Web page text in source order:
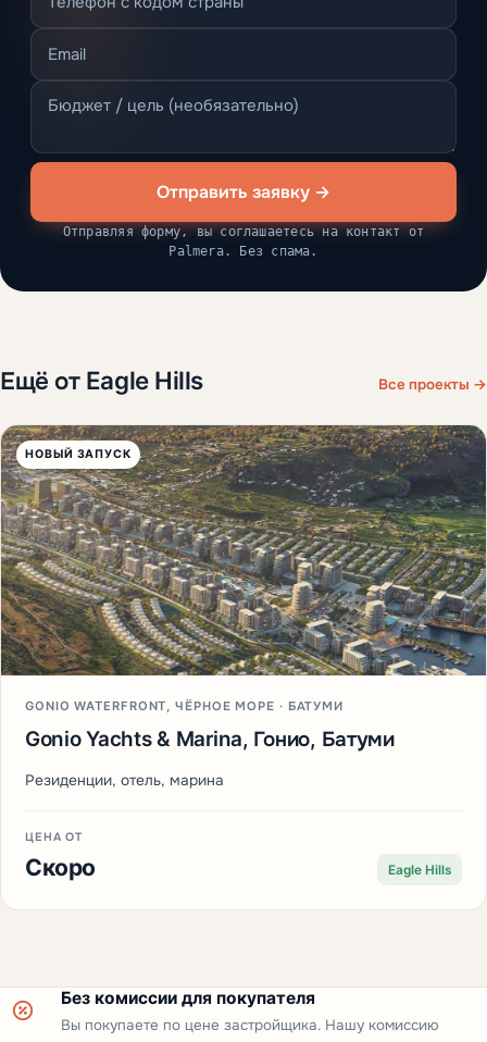
Отправить заявку →
Отправляя форму, вы соглашаетесь на контакт от
Palmera. Без спама.
Ещё от Eagle Hills Все проекты →
НОВЫЙ ЗАПУСК
GONIO WATERFRONT, ЧЁРНОЕ МОРЕ · БАТУМИ
Gonio Yachts & Marina, Гонио, Батуми
Резиденции, отель, марина
ЦЕНА ОТ
Скоро Eagle Hills
Без комиссии для покупателя
Вы покупаете по цене застройщика. Нашу комиссию